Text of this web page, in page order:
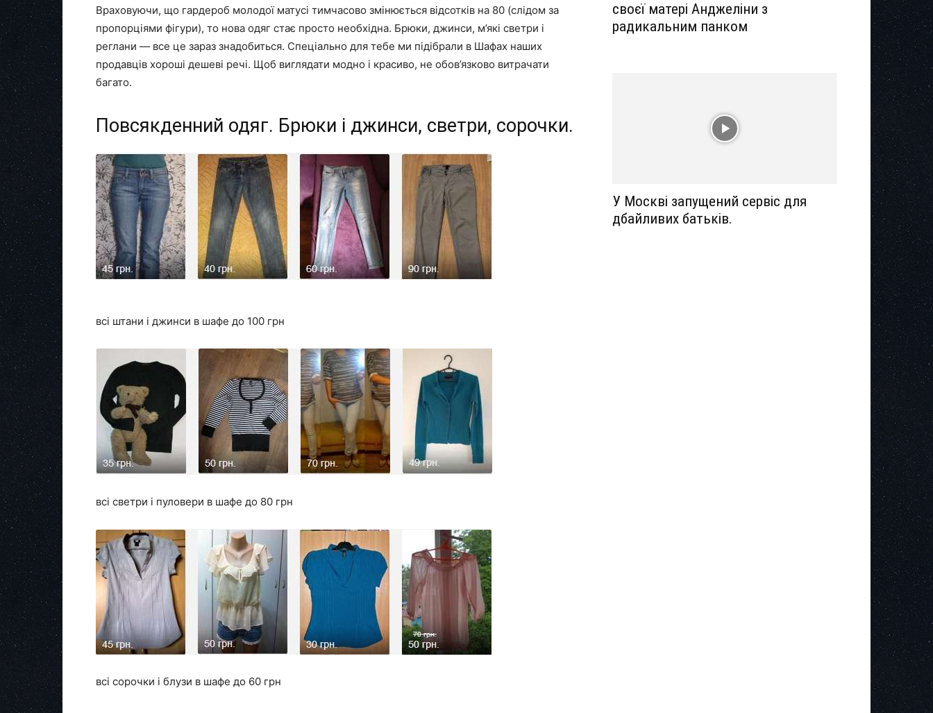
Враховуючи, що гардероб молодої матусі тимчасово змінюється відсотків на 80 (слідом за
пропорціями фігури), то нова одяг стає просто необхідна. Брюки, джинси, м’які светри і
реглани — все це зараз знадобиться. Спеціально для тебе ми підібрали в Шафах наших
продавців хороші дешеві речі. Щоб виглядати модно і красиво, не обов’язково витрачати
багато.
Повсякденний одяг. Брюки і джинси, светри, сорочки.
всі штани і джинси в шафе до 100 грн
всі светри і пуловери в шафе до 80 грн
всі сорочки і блузи в шафе до 60 грн
своєї матері Анджеліни з
радикальним панком
У Москві запущений сервіс для
дбайливих батьків.